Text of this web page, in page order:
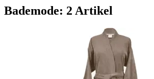
Bademode: 2 Artikel